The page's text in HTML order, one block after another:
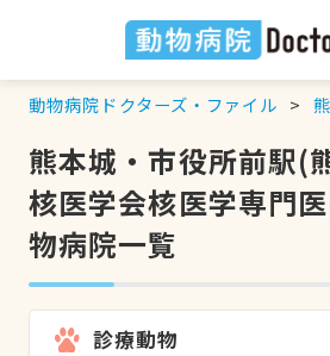
動物病院ドクターズ・ファイル
熊本城・市役所前駅(
核医学会核医学専門
物病院一覧
診療動物